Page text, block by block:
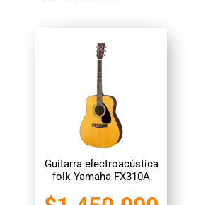
Guitarra electroacústica
folk Yamaha FX310A